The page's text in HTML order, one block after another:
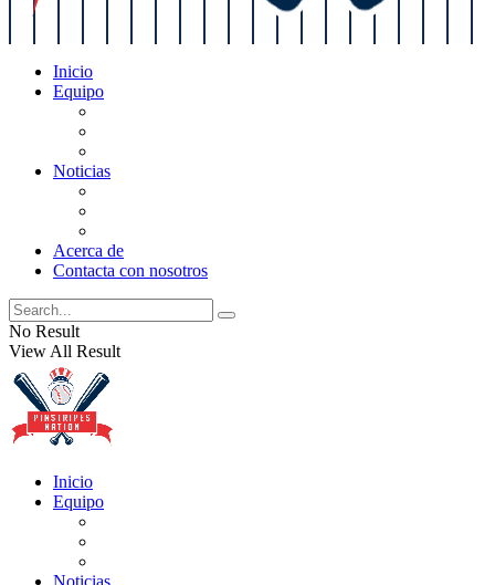
Inicio
Equipo
Noticias
Acerca de
Contacta con nosotros
No Result
View All Result
Inicio
Equipo
Noticias